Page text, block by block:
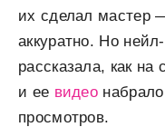
их сделал мастер
аккуратно. Но
рассказала, как
и ее видео
просмотров.